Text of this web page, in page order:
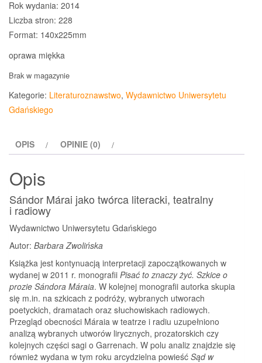
Rok wydania: 2014
Liczba stron: 228
Format: 140x225mm
oprawa miękka
Brak w magazynie
Kategorie: Literaturoznawstwo, Wydawnictwo Uniwersytetu
Gdańskiego
OPIS OPINIE (0)
Opis
Sándor Márai jako twórca literacki, teatralny
i radiowy
Wydawnictwo Uniwersytetu Gdańskiego
Autor: Barbara Zwolińska
Książka jest kontynuacją interpretacji zapoczątkowanych w
wydanej w 2011 r. monografii Pisać to znaczy żyć. Szkice o
prozie Sándora Máraia. W kolejnej monografii autorka skupia
się m.in. na szkicach z podróży, wybranych utworach
poetyckich, dramatach oraz słuchowiskach radiowych.
Przegląd obecności Máraia w teatrze i radiu uzupełniono
analizą wybranych utworów lirycznych, prozatorskich czy
kolejnych części sagi o Garrenach. W polu analiz znajdzie się
również wydana w tym roku arcydzielna powieść Sąd w